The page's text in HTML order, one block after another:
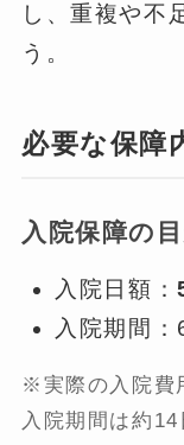
し、重複や不
う。
必要な保障
入院保障の
入院日額：
入院期間
※実際の入院費
入院期間は約14